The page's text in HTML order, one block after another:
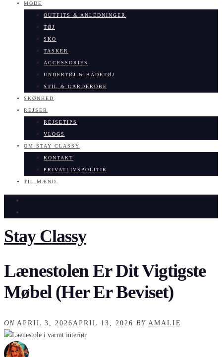
MODE
OUTFITS & ANLEDNINGER
TØJ
SKO
TASKER
ACCESSORIES
UNDERTØJ & BADETØJ
STIL & GARDEROBE
SKØNHED
REJSER
REJSETIPS
VLOGS
OM STAY CLASSY
KONTAKT
PRIVATLIVSPOLITIK
TIL MÆND
Stay Classy
Lænestolen Er Dit Vigtigste
Møbel (Her Er Beviset)
ON APRIL 3, 2026APRIL 13, 2026 BY AMALIE